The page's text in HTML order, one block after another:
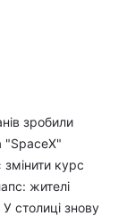
зробили
"SpaceX"
курс
жителі
столиці знову